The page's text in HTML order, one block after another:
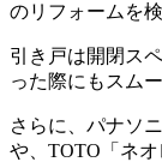
のリフォームを
引き戸は開閉ス
った際にもスム
さらに、パナソ
や、TOTO「ネ